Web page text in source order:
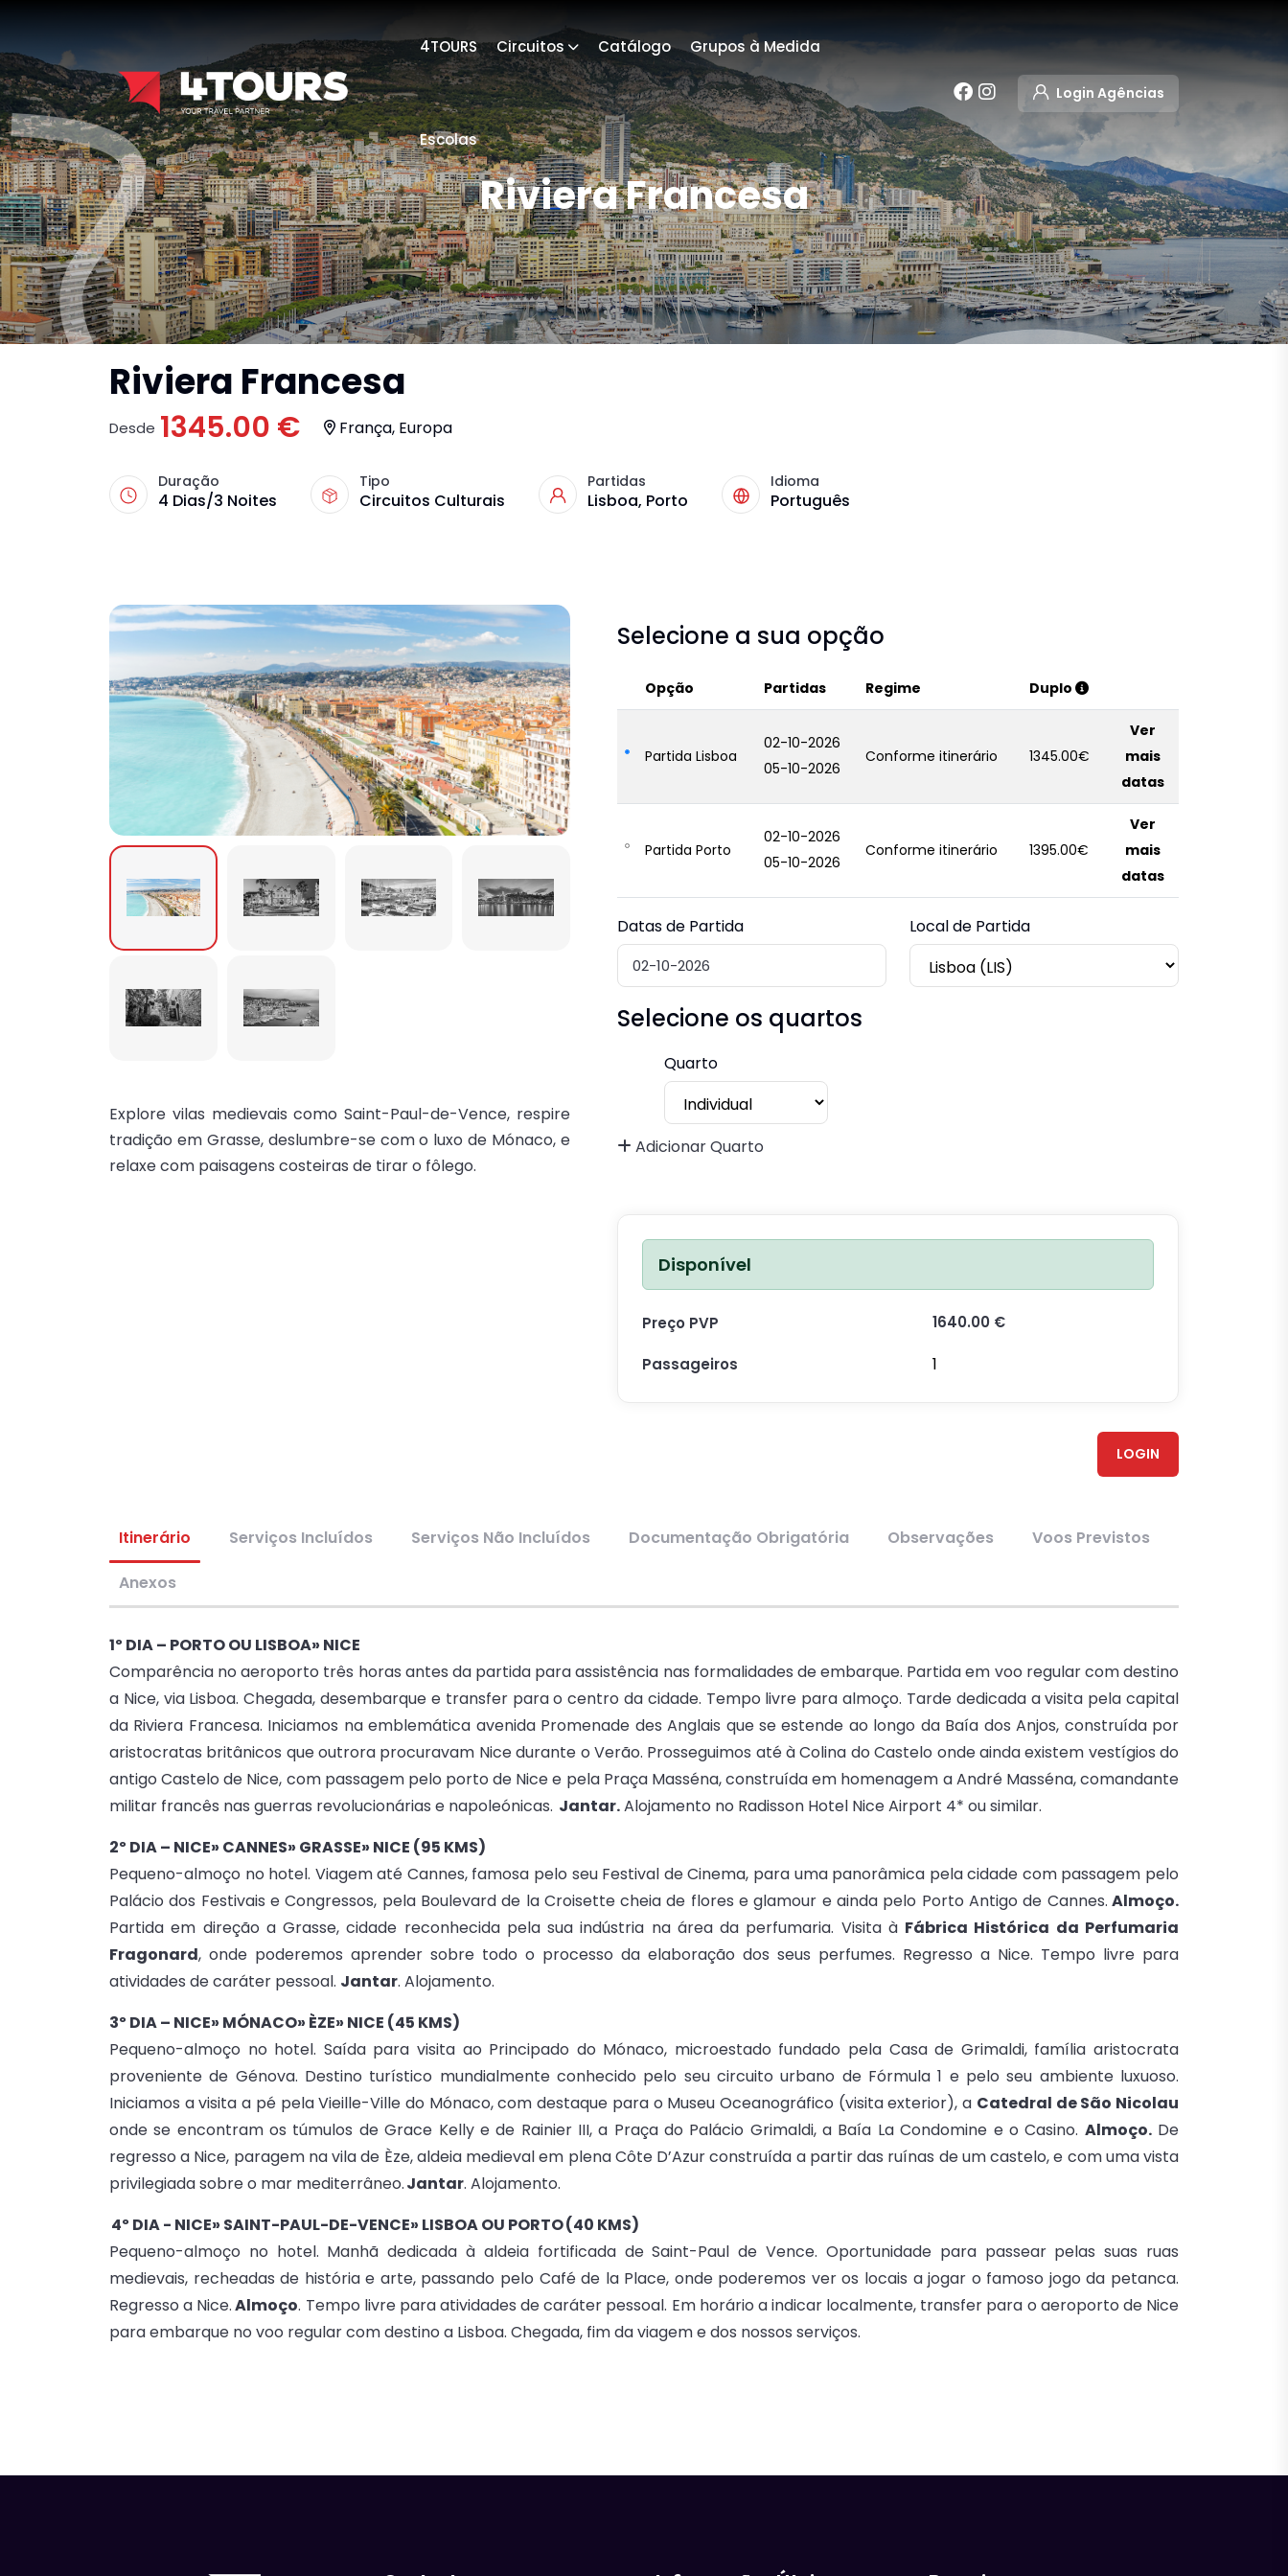
4TOURS Circuitos Catálogo Grupos à Medida
Escolas
Login Agências
Riviera Francesa
Riviera Francesa
Desde 1345.00 € França, Europa
Duração
4 Dias/3 Noites
Tipo
Circuitos Culturais
Partidas
Lisboa, Porto
Idioma
Português
Explore vilas medievais como Saint-Paul-de-Vence, respire
tradição em Grasse, deslumbre-se com o luxo de Mónaco, e
relaxe com paisagens costeiras de tirar o fôlego.
Selecione a sua opção
Opção Partidas Regime Duplo
Partida Lisboa
02-10-2026
05-10-2026
Conforme itinerário 1345.00€
Ver
mais
datas
Partida Porto
02-10-2026
05-10-2026
Conforme itinerário 1395.00€
Ver
mais
datas
Datas de Partida Local de Partida
Selecione os quartos
Quarto
Adicionar Quarto
Disponível
Preço PVP 1640.00 €
Passageiros 1
LOGIN
Itinerário Serviços Incluídos Serviços Não Incluídos Documentação Obrigatória Observações Voos Previstos
Anexos
1º DIA – PORTO OU LISBOA» NICE
Comparência no aeroporto três horas antes da partida para assistência nas formalidades de embarque. Partida em voo regular com destino
a Nice, via Lisboa. Chegada, desembarque e transfer para o centro da cidade. Tempo livre para almoço. Tarde dedicada a visita pela capital
da Riviera Francesa. Iniciamos na emblemática avenida Promenade des Anglais que se estende ao longo da Baía dos Anjos, construída por
aristocratas britânicos que outrora procuravam Nice durante o Verão. Prosseguimos até à Colina do Castelo onde ainda existem vestígios do
antigo Castelo de Nice, com passagem pelo porto de Nice e pela Praça Masséna, construída em homenagem a André Masséna, comandante
militar francês nas guerras revolucionárias e napoleónicas. Jantar.Alojamento no Radisson Hotel Nice Airport 4* ou similar.
2º DIA – NICE» CANNES» GRASSE» NICE (95 KMS)
Pequeno-almoço no hotel. Viagem até Cannes, famosa pelo seu Festival de Cinema, para uma panorâmica pela cidade com passagem pelo
Palácio dos Festivais e Congressos, pela Boulevard de la Croisette cheia de flores e glamour e ainda pelo Porto Antigo de Cannes. Almoço.
Partida em direção a Grasse, cidade reconhecida pela sua indústria na área da perfumaria. Visita à Fábrica Histórica da Perfumaria
Fragonard, onde poderemos aprender sobre todo o processo da elaboração dos seus perfumes. Regresso a Nice. Tempo livre para
atividades de caráter pessoal. Jantar. Alojamento.
3º DIA – NICE» MÓNACO» ÈZE» NICE (45 KMS)
Pequeno-almoço no hotel. Saída para visita ao Principado do Mónaco, microestado fundado pela Casa de Grimaldi, família aristocrata
proveniente de Génova. Destino turístico mundialmente conhecido pelo seu circuito urbano de Fórmula 1 e pelo seu ambiente luxuoso.
Iniciamos a visita a pé pela Vieille-Ville do Mónaco, com destaque para o Museu Oceanográfico (visita exterior), a Catedral de São Nicolau
onde se encontram os túmulos de Grace Kelly e de Rainier III, a Praça do Palácio Grimaldi, a Baía La Condomine e o Casino. Almoço.De
regresso a Nice, paragem na vila de Èze, aldeia medieval em plena Côte D’Azur construída a partir das ruínas de um castelo, e com uma vista
privilegiada sobre o mar mediterrâneo.Jantar. Alojamento.
4º DIA - NICE» SAINT-PAUL-DE-VENCE» LISBOA OU PORTO (40 KMS)
Pequeno-almoço no hotel. Manhã dedicada à aldeia fortificada de Saint-Paul de Vence. Oportunidade para passear pelas suas ruas
medievais, recheadas de história e arte, passando pelo Café de la Place, onde poderemos ver os locais a jogar o famoso jogo da petanca.
Regresso a Nice.Almoço. Tempo livre para atividades de caráter pessoal. Em horário a indicar localmente, transfer para o aeroporto de Nice
para embarque no voo regular com destino a Lisboa. Chegada, fim da viagem e dos nossos serviços.